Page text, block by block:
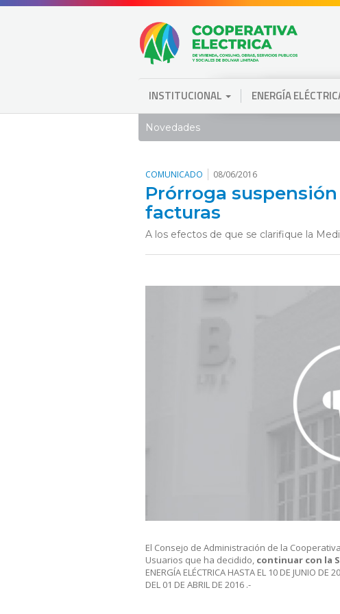
INSTITUCIONAL ENERGÍA
Novedades
COMUNICADO 08/06/2016
Prórroga
facturas
A los efectos de que se clarifique la
El Consejo de Administración de la
Usuarios que ha decidido, continuar con la
ENERGÍA ELÉCTRICA HASTA EL 10 DE JUNIO DE
DEL 01 DE ABRIL DE 2016 .-